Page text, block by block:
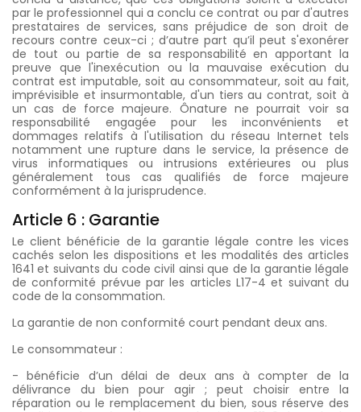
par le professionnel qui a conclu ce contrat ou par d'autres
prestataires de services, sans préjudice de son droit de
recours contre ceux-ci ; d’autre part qu’il peut s'exonérer
de tout ou partie de sa responsabilité en apportant la
preuve que l'inexécution ou la mauvaise exécution du
contrat est imputable, soit au consommateur, soit au fait,
imprévisible et insurmontable, d'un tiers au contrat, soit à
un cas de force majeure. Ônature ne pourrait voir sa
responsabilité engagée pour les inconvénients et
dommages relatifs à l'utilisation du réseau Internet tels
notamment une rupture dans le service, la présence de
virus informatiques ou intrusions extérieures ou plus
généralement tous cas qualifiés de force majeure
conformément à la jurisprudence.
Article 6 : Garantie
Le client bénéficie de la garantie légale contre les vices
cachés selon les dispositions et les modalités des articles
1641 et suivants du code civil ainsi que de la garantie légale
de conformité prévue par les articles L17-4 et suivant du
code de la consommation.
La garantie de non conformité court pendant deux ans.
Le consommateur :
- bénéficie d’un délai de deux ans à compter de la
délivrance du bien pour agir ; peut choisir entre la
réparation ou le remplacement du bien, sous réserve des